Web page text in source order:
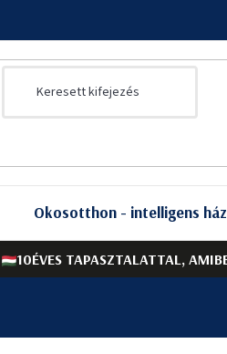
10ÉVES TAPASZTALATTAL,
Okosotthon - intelligens